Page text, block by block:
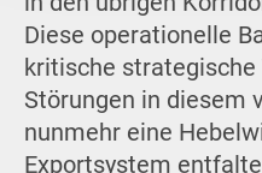
Diese operationelle
kritische
Störungen in diesem
nunmehr eine
Exportsystem